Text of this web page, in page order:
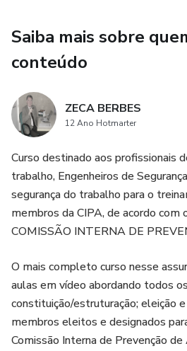
Saiba mais sobre
conteúdo
ZECA BERBES
12 Ano Hotmarter
Curso destinado aos profissionais
trabalho, Engenheiros de
segurança do trabalho para o
membros da CIPA, de acordo
COMISSÃO INTERNA DE
O mais completo curso nesse
aulas em vídeo abordando todos
constituição/estruturação; eleição
membros eleitos e designados
Comissão Interna de Prevenção